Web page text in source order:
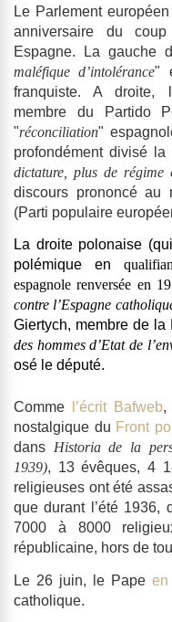
Le Parlement européen
anniversaire du
Espagne. La gauche
maléfique d’intolérance"
franquiste. A droite,
membre du Partido
"réconciliation"
profondément divisé la
dictature, plus de régime
discours prononcé au
(Parti populaire
La droite polonaise
polémique en
espagnole renversée en
contre l’Espagne
Giertych, membre de
des hommes d’Etat de
osé le député.
Comme l’écrit Bafweb,
nostalgique du Front
dans Historia de la
1939), 13 évêques, 4
religieuses ont été
que durant l’été 1936,
7000 à 8000
républicaine, hors de
Le 26 juin, le Pape
catholique.